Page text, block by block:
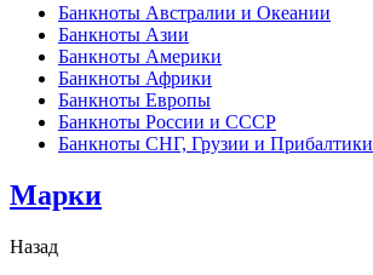
Банкноты Австралии и Океании
Банкноты Азии
Банкноты Америки
Банкноты Африки
Банкноты Европы
Банкноты России и СССР
Банкноты СНГ, Грузии и Прибалтики
Марки
Назад